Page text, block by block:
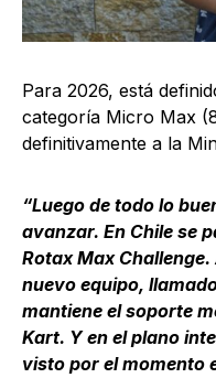
Para 2026, está
categoría Micro Max
definitivamente a la
“Luego de todo lo
avanzar. En Chile se
Rotax Max
nuevo equipo,
mantiene el soporte
Kart. Y en el plano
visto por el momento